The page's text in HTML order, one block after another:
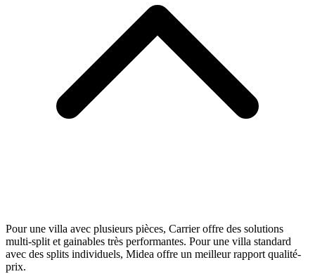
Pour une villa avec plusieurs pièces, Carrier offre des solutions
multi-split et gainables très performantes. Pour une villa standard
avec des splits individuels, Midea offre un meilleur rapport qualité-
prix.